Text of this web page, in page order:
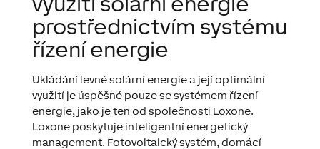
prostřednictvím systému
řízení energie
Ukládání levné solární energie a její optimální
využití je úspěšné pouze se systémem řízení
energie, jako je ten od společnosti Loxone.
Loxone poskytuje inteligentní energetický
management. Fotovoltaický systém, domácí